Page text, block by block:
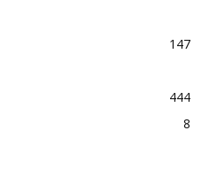
147
444
8